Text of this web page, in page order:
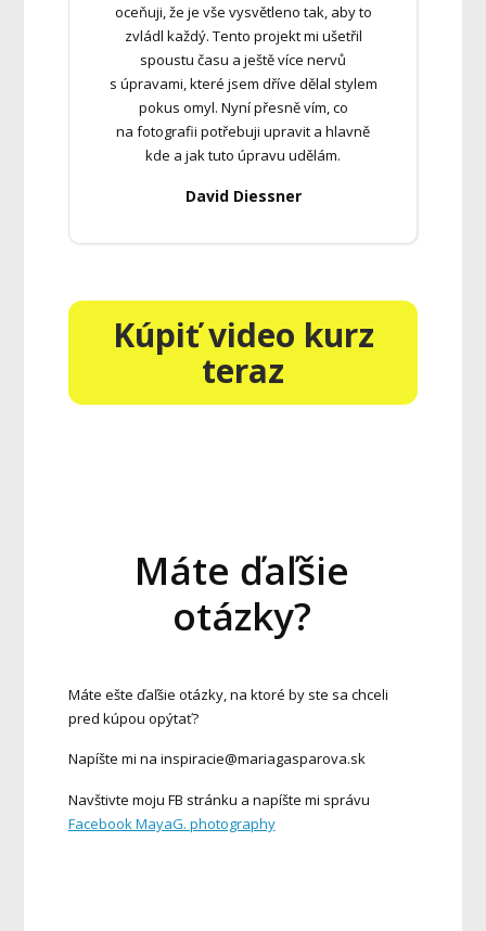
oceňuji, že je vše vysvětleno tak, aby to
zvládl každý. Tento projekt mi ušetřil
spoustu času a ještě více nervů
s úpravami, které jsem dříve dělal stylem
pokus omyl. Nyní přesně vím, co
na fotografii potřebuji upravit a hlavně
kde a jak tuto úpravu udělám.
David Diessner
Kúpiť video kurz
teraz
Máte ďaľšie
otázky?
Máte ešte ďaľšie otázky, na ktoré by ste sa chceli
pred kúpou opýtať?
Napíšte mi na inspiracie@mariagasparova.sk
Navštivte moju FB stránku a napíšte mi správu
Facebook MayaG. photography